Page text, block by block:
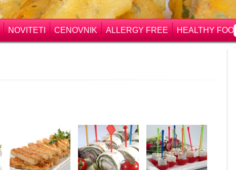
NOVITETI CENOVNIK ALLERGY FREE HEALTHY FOOD